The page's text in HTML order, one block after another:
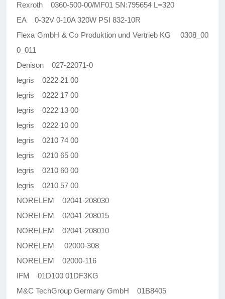
Rexroth 0360-500-00/MF01 SN:795654 L=320
EA 0-32V 0-10A 320W PSI 832-10R
Flexa GmbH & Co Produktion und Vertrieb KG 0308_00
0_011
Denison 027-22071-0
legris 0222 21 00
legris 0222 17 00
legris 0222 13 00
legris 0222 10 00
legris 0210 74 00
legris 0210 65 00
legris 0210 60 00
legris 0210 57 00
NORELEM 02041-208030
NORELEM 02041-208015
NORELEM 02041-208010
NORELEM 02000-308
NORELEM 02000-116
IFM 01D100 01DF3KG
M&C TechGroup Germany GmbH 01B8405